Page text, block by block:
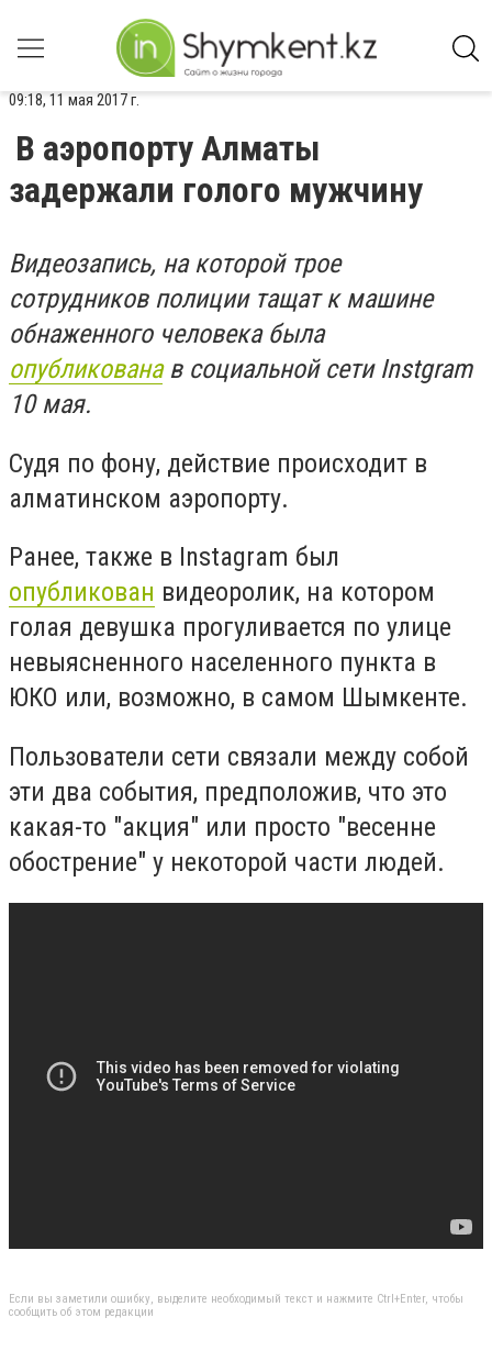
09:18, 11 мая 2017 г.
В аэропорту Алматы
задержали голого мужчину
Видеозапись, на которой трое
сотрудников полиции тащат к машине
обнаженного человека была
опубликованав социальной сети Instgram
10 мая.
Судя по фону, действие происходит в
алматинском аэропорту.
Ранее, также в Instagram был
опубликован видеоролик, на котором
голая девушка прогуливается по улице
невыясненного населенного пункта в
ЮКО или, возможно, в самом Шымкенте.
Пользователи сети связали между собой
эти два события, предположив, что это
какая-то "акция" или просто "весенне
обострение" у некоторой части людей.
Если вы заметили ошибку, выделите необходимый текст и нажмите Ctrl+Enter, чтобы
сообщить об этом редакции